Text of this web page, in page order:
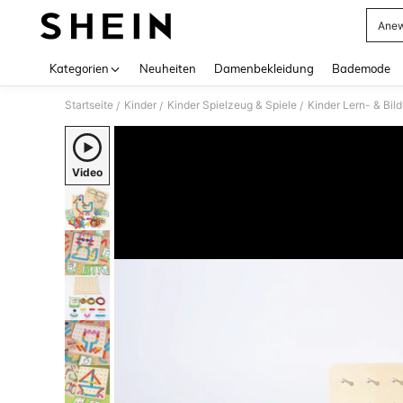
Kategorien Neuheiten Damenbekleidung Bademode
Startseite / Kinder / Kinder Spielzeug & Spiele / Kinder Lern- &
Video